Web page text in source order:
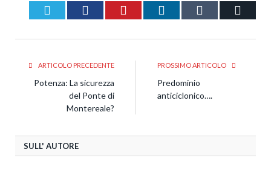
Twitter Facebook Pinterest LinkedIn Tumblr
ARTICOLO PRECEDENTE
Potenza: La sicurezza
del Ponte di
Montereale?
PROSSIMO ARTICOLO
Predominio
anticiclonico….
SULL' AUTORE